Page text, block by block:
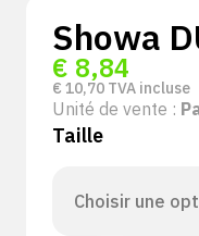
Showa
€ 8,84
€ 10,70 TVA incluse
Unité de vente :
Taille